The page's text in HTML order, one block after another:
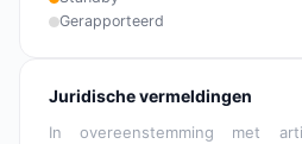
Gerapporteerd
Juridische vermeldingen
In overeenstemming met